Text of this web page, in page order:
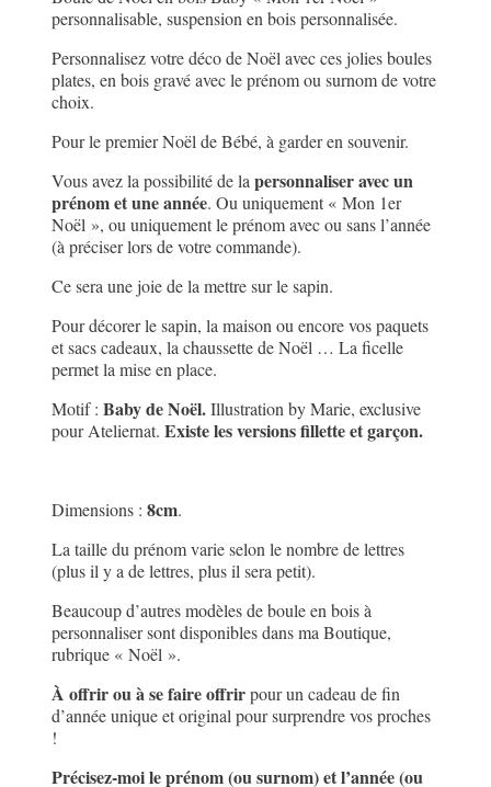
personnalisable, suspension en bois personnalisée.
Personnalisez votre déco de Noël avec ces jolies boules
plates, en bois gravé avec le prénom ou surnom de votre
choix.
Pour le premier Noël de Bébé, à garder en souvenir.
Vous avez la possibilité de lapersonnaliser avec un
prénom et une année. Ou uniquement « Mon 1er
Noël », ou uniquement le prénom avec ou sans l’année
(à préciser lors de votre commande).
Ce sera une joie de la mettre sur le sapin.
Pour décorer le sapin, la maison ou encore vos paquets
et sacs cadeaux, la chaussette de Noël …La ficelle
permet la mise en place.
Motif :Baby de Noël.Illustration by Marie, exclusive
pour Ateliernat.Existe les versions fillette et garçon.
Dimensions :8cm.
La taille du prénom varie selon le nombre de lettres
(plus il y a de lettres, plus il sera petit).
Beaucoup d’autres modèles de boule en bois à
personnaliser sont disponibles dans ma Boutique,
rubrique « Noël ».
À offrir ou à se faire offrirpour un cadeau de fin
d’année unique et originalpour surprendre vos proches
!
Précisez-moi le prénom (ou surnom) et l’année (ou